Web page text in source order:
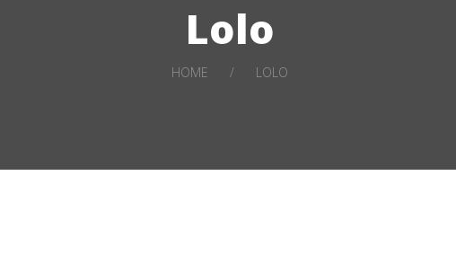
Lolo
HOME LOLO
CURSO TAXISTA
CONTACTAR